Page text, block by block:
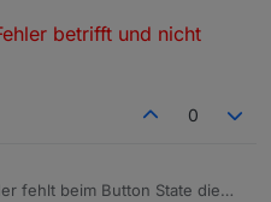
betrifft und nicht
0
fehlt beim Button State die